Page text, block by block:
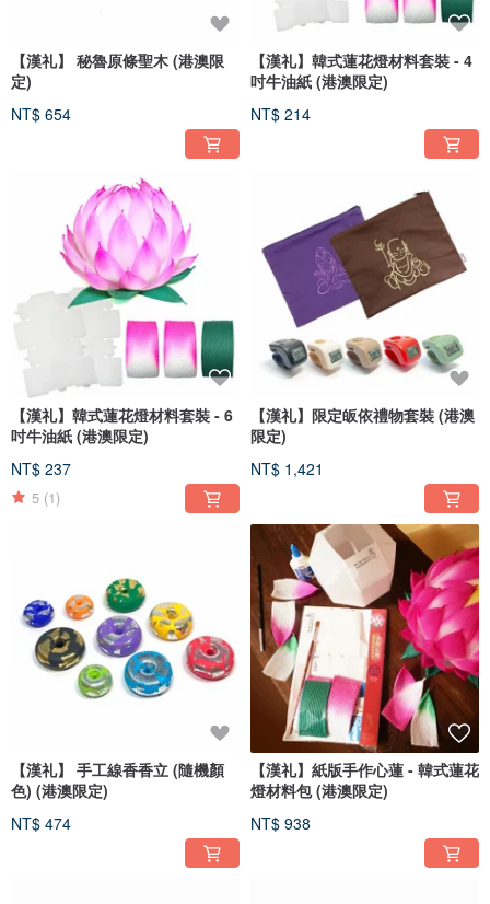
【漢礼】 秘魯原條聖木 (港澳限
定)
NT$ 654
【漢礼】韓式蓮花燈材料套裝 - 4
吋牛油紙 (港澳限定)
NT$ 214
【漢礼】韓式蓮花燈材料套裝 - 6
吋牛油紙 (港澳限定)
NT$ 237
5 (1)
【漢礼】限定皈依禮物套裝 (港澳
限定)
NT$ 1,421
【漢礼】 手工線香香立 (隨機顏
色) (港澳限定)
NT$ 474
【漢礼】紙版手作心蓮 - 韓式蓮花
燈材料包 (港澳限定)
NT$ 938